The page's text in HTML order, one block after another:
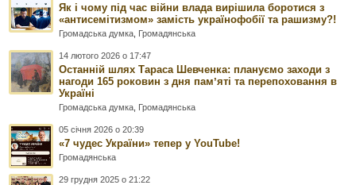
Як і чому під час війни влада вирішила боротися з
«антисемітизмом» замість українофобії та рашизму?!
Громадська думка Громадянська
14 лютого 2026 о 17:47
Останній шлях Тараса Шевченка: плануємо заходи з
нагоди 165 роковин з дня памʼяті та перепоховання в
Україні
Громадська думка Громадянська
05 січня 2026 о 20:39
«7 чудес України» тепер у YouTube!
Громадянська
29 грудня 2025 о 21:22